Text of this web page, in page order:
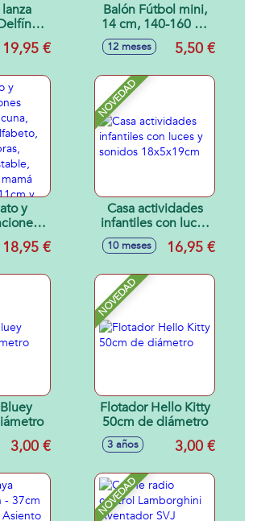
con
19,95 €
Balón Fútbol mini,
14 cm, 140-160 gr.
- Modelos surtidos
12 meses 5,50 €
y
cuna,
el
y
18,95 €
NOVEDAD
Casa actividades
infantiles con luces
y sonidos
18x5x19cm
10 meses 16,95 €
3,00 €
NOVEDAD
Flotador Hello Kitty
50cm de diámetro
3 años 3,00 €
NOVEDAD